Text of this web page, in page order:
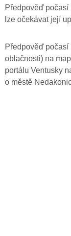
Předpověď počasí
lze očekávat její
Předpověď počasí
oblačnosti) na
portálu Ventusky
o městě